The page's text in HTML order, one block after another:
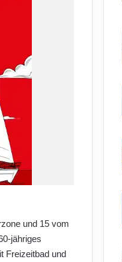
und 15 vom
jähriges
Freizeitbad und